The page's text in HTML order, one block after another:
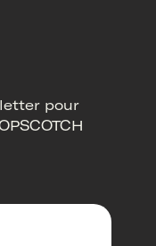
pour